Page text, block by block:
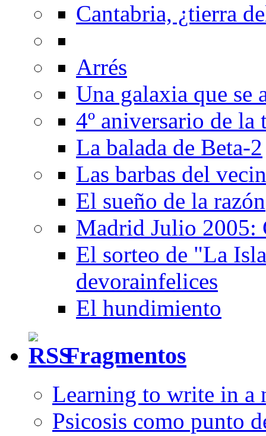
Cantabria, ¿tierra
Arrés
Una galaxia que se
4º aniversario de
La balada de Beta-2
Las barbas del
El sueño de la razón
Madrid Julio 2005:
El sorteo de "La
devorainfelices
El hundimiento
Fragmentos
Learning to write in a
Psicosis como punto